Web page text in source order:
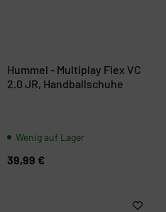
Hummel - Multiplay Flex VC
2.0 JR, Handballschuhe
Wenig auf Lager
39,99 €